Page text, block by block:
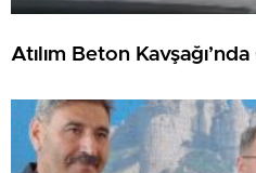
Atılım Beton